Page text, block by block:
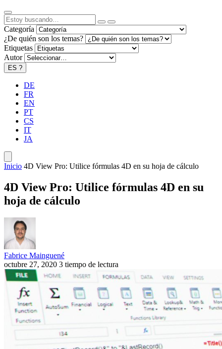
Categoría
¿De quién son los temas?
Etiquetas
Autor
ES ?
DE
FR
EN
PT
CS
IT
JA
Inicio 4D View Pro: Utilice fórmulas 4D en su hoja de cálculo
4D View Pro: Utilice fórmulas 4D en su
hoja de cálculo
Fabrice Mainguené
octubre 27, 2020 3 tiempo de lectura